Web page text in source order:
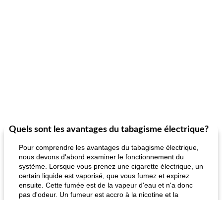
Quels sont les avantages du tabagisme électrique?
Pour comprendre les avantages du tabagisme électrique,
nous devons d'abord examiner le fonctionnement du
système. Lorsque vous prenez une cigarette électrique, un
certain liquide est vaporisé, que vous fumez et expirez
ensuite. Cette fumée est de la vapeur d'eau et n'a donc
pas d'odeur. Un fumeur est accro à la nicotine et la